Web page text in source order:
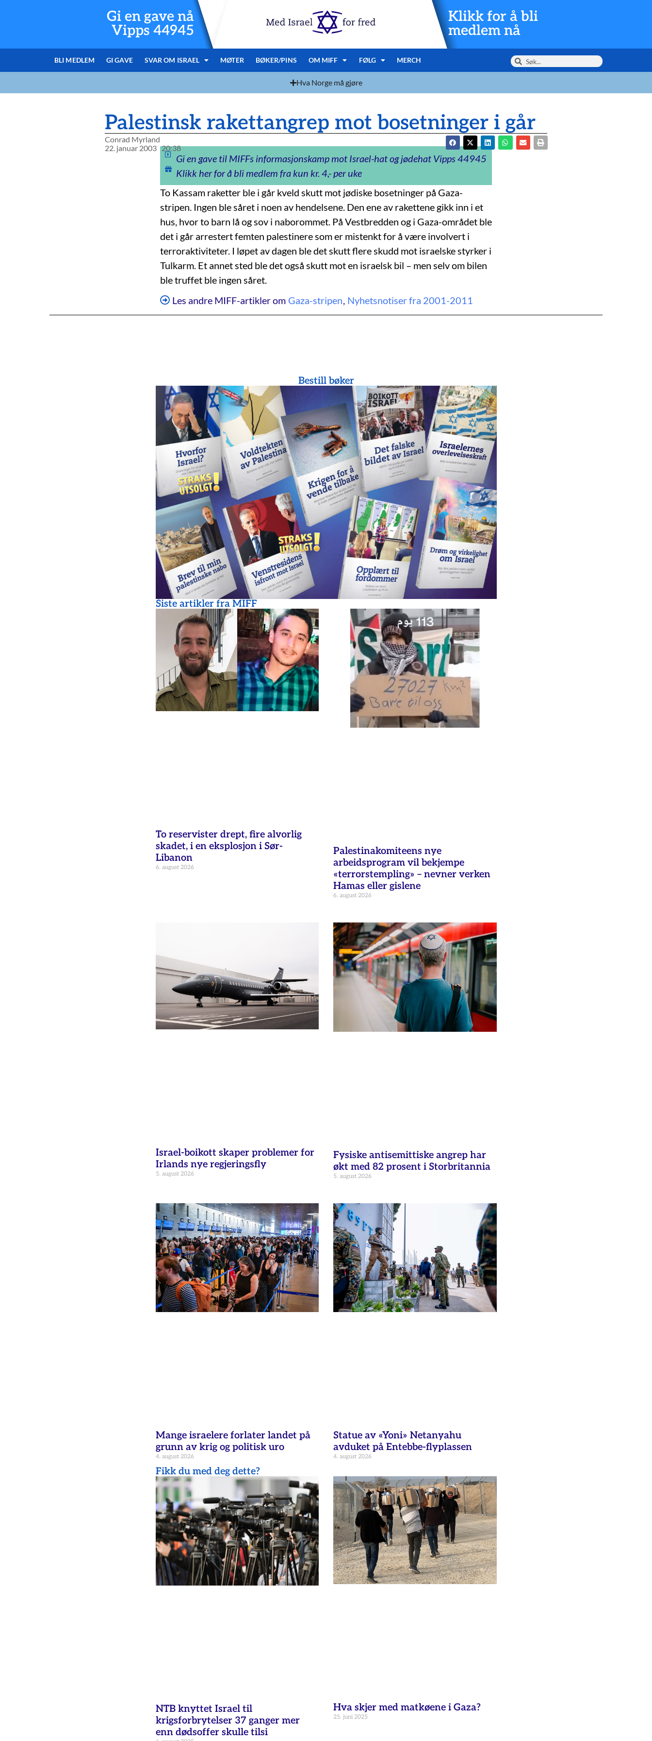
Gi en gave nå
Vipps 44945
Klikk for å bli
medlem nå
BLI MEDLEM GI GAVE SVAR OM ISRAEL MØTER BØKER/PINS OM MIFF FØLG MERCH
Hva Norge må gjøre
Palestinsk rakettangrep mot bosetninger i går
Conrad Myrland
22. januar 2003 20:38
Gi en gave til MIFFs informasjonskamp mot Israel-hat og jødehat Vipps 44945
Klikk her for å bli medlem fra kun kr. 4,- per uke
To Kassam raketter ble i går kveld skutt mot jødiske bosetninger på Gaza-
stripen. Ingen ble såret i noen av hendelsene. Den ene av rakettene gikk inn i et
hus, hvor to barn lå og sov i naborommet. På Vestbredden og i Gaza-området ble
det i går arrestert femten palestinere som er mistenkt for å være involvert i
terroraktiviteter. I løpet av dagen ble det skutt flere skudd mot israelske styrker i
Tulkarm. Et annet sted ble det også skutt mot en israelsk bil – men selv om bilen
ble truffet ble ingen såret.
Les andre MIFF-artikler om Gaza-stripen, Nyhetsnotiser fra 2001-2011
Bestill bøker
Siste artikler fra MIFF
To reservister drept, fire alvorlig
skadet, i en eksplosjon i Sør-
Libanon
6. august 2026
Palestinakomiteens nye
arbeidsprogram vil bekjempe
«terrorstempling» – nevner verken
Hamas eller gislene
6. august 2026
Israel-boikott skaper problemer for
Irlands nye regjeringsfly
5. august 2026
Fysiske antisemittiske angrep har
økt med 82 prosent i Storbritannia
5. august 2026
Mange israelere forlater landet på
grunn av krig og politisk uro
4. august 2026
Statue av «Yoni» Netanyahu
avduket på Entebbe-flyplassen
4. august 2026
Fikk du med deg dette?
NTB knyttet Israel til
krigsforbrytelser 37 ganger mer
enn dødsoffer skulle tilsi
Hva skjer med matkøene i Gaza?
25. juni 2025